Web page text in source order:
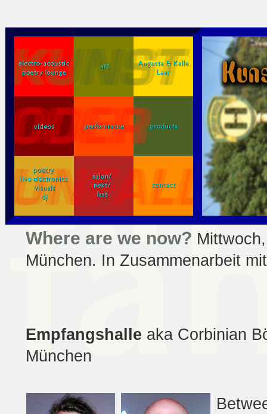
Where are we now?
München. In Zusammenarbeit
Empfangshalle aka Corbinian
München